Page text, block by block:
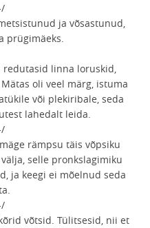
ja võsastunud,
prügimäeks.
redutasid linna loruskid,
oli veel märg, istuma
või plekiribale, seda
lahedalt leida.
rämpsu täis võpsiku
selle pronkslagimiku
ja keegi ei mõelnud seda
võtsid. Tülitsesid, nii et